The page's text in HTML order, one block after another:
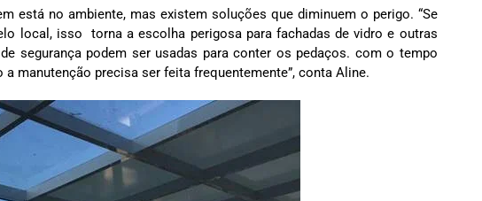
está no ambiente, mas existem soluções que diminuem o perigo. “Se
local, isso torna a escolha perigosa para fachadas de vidro e outras
segurança podem ser usadas para conter os pedaços. com o tempo
manutenção precisa ser feita frequentemente”, conta Aline.